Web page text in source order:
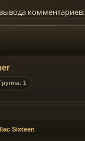
комментариев:
1
Sixteen